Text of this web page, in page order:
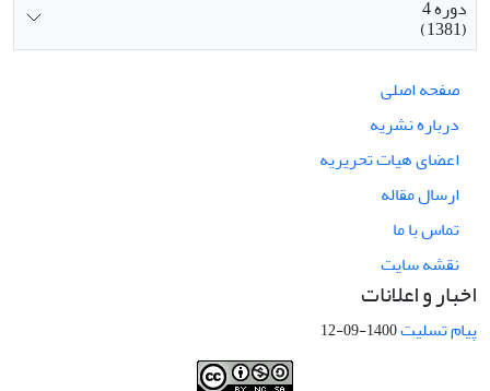
دوره 4
(1381)
صفحه اصلی
درباره نشریه
اعضای هیات تحریریه
ارسال مقاله
تماس با ما
نقشه سایت
اخبار و اعلانات
پیام تسلیت1400-09-12